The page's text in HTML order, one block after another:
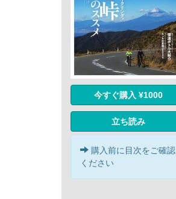
今すぐ購入 ¥1000
立ち読み
購入前に目次をご確認
ください